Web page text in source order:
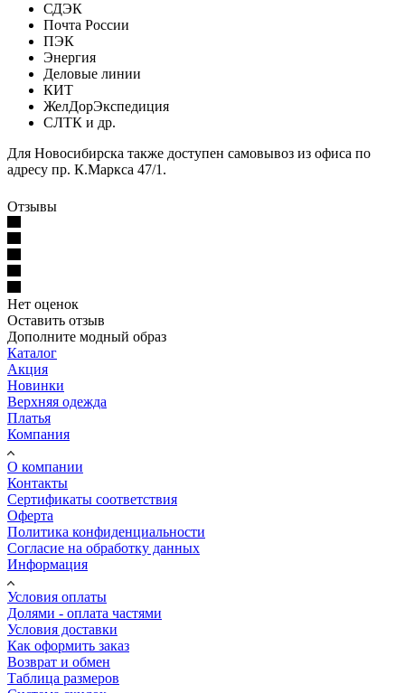
СДЭК
Почта России
ПЭК
Энергия
Деловые линии
КИТ
ЖелДорЭкспедиция
СЛТК и др.
Для Новосибирска также доступен самовывоз из офиса по
адресу пр. К.Маркса 47/1.
Отзывы
Нет оценок
Оставить отзыв
Дополните модный образ
Каталог
Акция
Новинки
Верхняя одежда
Платья
Компания
О компании
Контакты
Сертификаты соответствия
Оферта
Политика конфиденциальности
Согласие на обработку данных
Информация
Условия оплаты
Долями - оплата частями
Условия доставки
Как оформить заказ
Возврат и обмен
Таблица размеров